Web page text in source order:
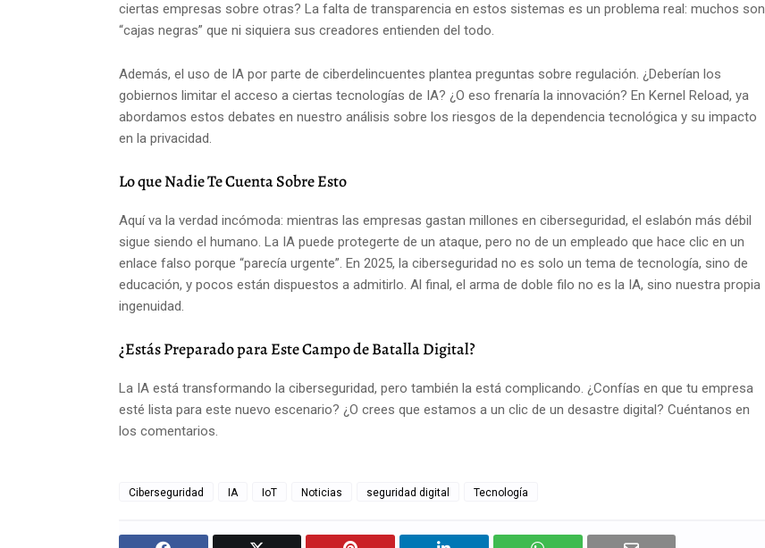
ciertas empresas sobre otras? La falta de transparencia en estos sistemas es un problema real: muchos son
“cajas negras” que ni siquiera sus creadores entienden del todo.
Además, el uso de IA por parte de ciberdelincuentes plantea preguntas sobre regulación. ¿Deberían los
gobiernos limitar el acceso a ciertas tecnologías de IA? ¿O eso frenaría la innovación? En Kernel Reload, ya
abordamos estos debates en nuestro análisis sobre los riesgos de la dependencia tecnológica y su impacto
en la privacidad.
Lo que Nadie Te Cuenta Sobre Esto
Aquí va la verdad incómoda: mientras las empresas gastan millones en ciberseguridad, el eslabón más débil
sigue siendo el humano. La IA puede protegerte de un ataque, pero no de un empleado que hace clic en un
enlace falso porque “parecía urgente”. En 2025, la ciberseguridad no es solo un tema de tecnología, sino de
educación, y pocos están dispuestos a admitirlo. Al final, el arma de doble filo no es la IA, sino nuestra propia
ingenuidad.
¿Estás Preparado para Este Campo de Batalla Digital?
La IA está transformando la ciberseguridad, pero también la está complicando. ¿Confías en que tu empresa
esté lista para este nuevo escenario? ¿O crees que estamos a un clic de un desastre digital? Cuéntanos en
los comentarios.
Ciberseguridad IA IoT Noticias seguridad digital Tecnología